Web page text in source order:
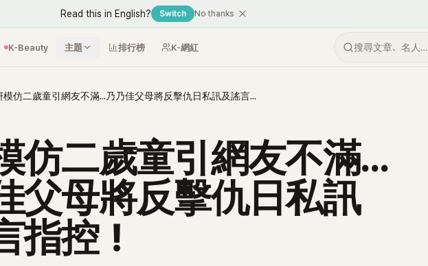
Read this in English? Switch No thanks
K-Beauty 主題 排行榜 K-網紅 搜尋文章、名人…
太妍模仿二歲童引網友不滿...乃乃佳父母將反擊仇日私訊及謠言指控！
仿二歲童引網友不滿...
父母將反擊仇日私訊
指控！